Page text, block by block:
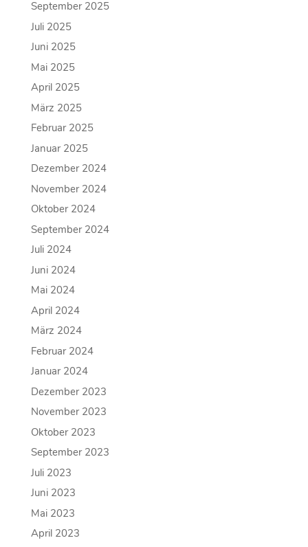
September 2025
Juli 2025
Juni 2025
Mai 2025
April 2025
März 2025
Februar 2025
Januar 2025
Dezember 2024
November 2024
Oktober 2024
September 2024
Juli 2024
Juni 2024
Mai 2024
April 2024
März 2024
Februar 2024
Januar 2024
Dezember 2023
November 2023
Oktober 2023
September 2023
Juli 2023
Juni 2023
Mai 2023
April 2023